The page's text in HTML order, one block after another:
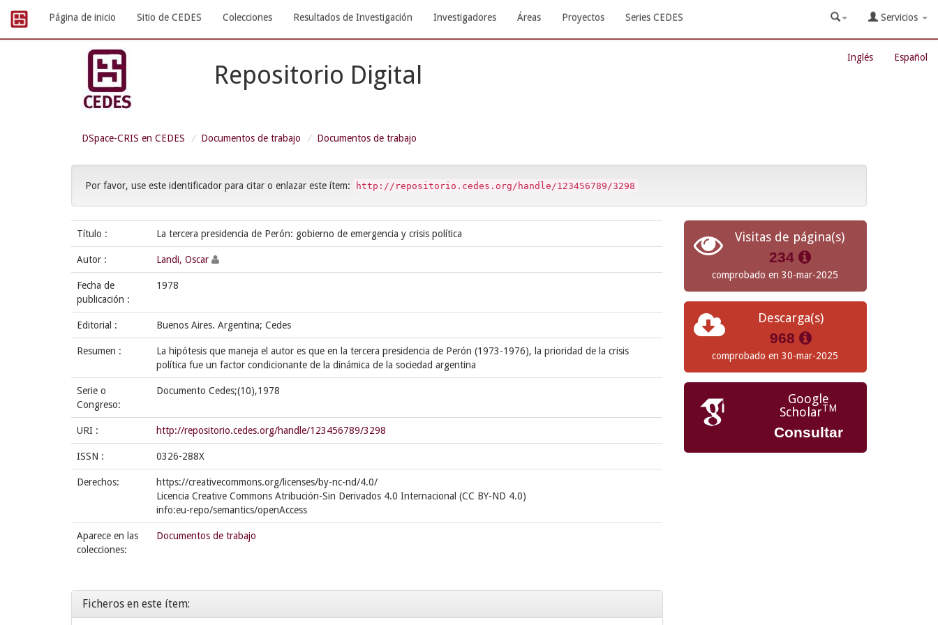
navigation
Página de inicio Sitio de CEDES Colecciones Resultados de Investigación Investigadores Áreas Proyectos Series CEDES Servicios
Inglés Español
Repositorio Digital
DSpace-CRIS en CEDES Documentos de trabajo Documentos de trabajo
Por favor, use este identificador para citar o enlazar este ítem: http://repositorio.cedes.org/handle/123456789/3298
Título : La tercera presidencia de Perón: gobierno de emergencia y crisis política
Autor : Landi, Oscar
Fecha de
publicación :
1978
Editorial : Buenos Aires. Argentina; Cedes
Resumen :
La hipótesis que maneja el autor es que en la tercera presidencia de Perón (1973-1976), la prioridad de la crisis
política fue un factor condicionante de la dinámica de la sociedad argentina
Serie o
Congreso:
Documento Cedes;(10),1978
URI : http://repositorio.cedes.org/handle/123456789/3298
ISSN : 0326-288X
Derechos:
https://creativecommons.org/licenses/by-nc-nd/4.0/
Licencia Creative Commons Atribución-Sin Derivados 4.0 Internacional (CC BY-ND 4.0)
info:eu-repo/semantics/openAccess
Aparece en las
colecciones:
Documentos de trabajo
Ficheros en este ítem:
Visitas de página(s)
234
comprobado en 30-mar-2025
Descarga(s)
968
comprobado en 30-mar-2025
Google
ScholarTM
Consultar